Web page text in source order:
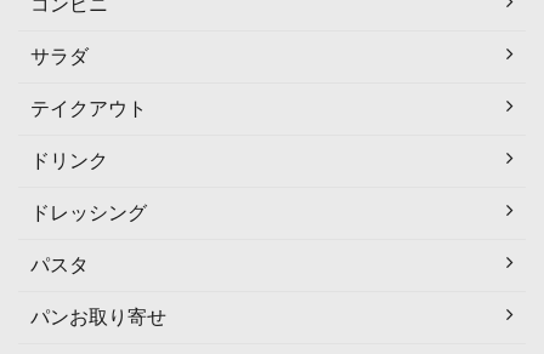
サラダ
テイクアウト
ドリンク
ドレッシング
パスタ
パンお取り寄せ